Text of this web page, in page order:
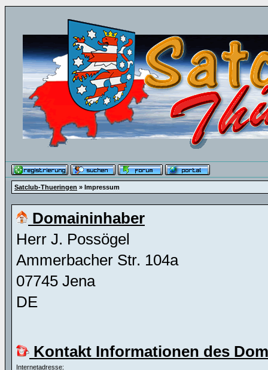
Satclub-Thueringen » Impressum
Domaininhaber
Herr J. Possögel
Ammerbacher Str. 104a
07745 Jena
DE
Kontakt Informationen des
Internetadresse: